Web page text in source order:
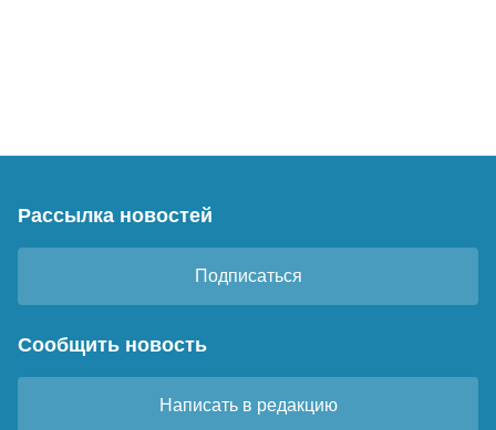
Рассылка новостей
Подписаться
Сообщить новость
Написать в редакцию